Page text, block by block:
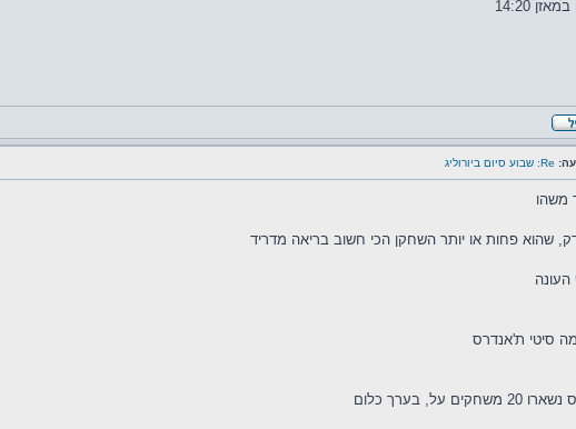
14:20
Re: שבוע סיום ביורוליג
משהו
שהוא פחות או יותר השחקן הכי חשוב בריאה מדריד
סיטי ת'אנדרס
על, בערך כלום